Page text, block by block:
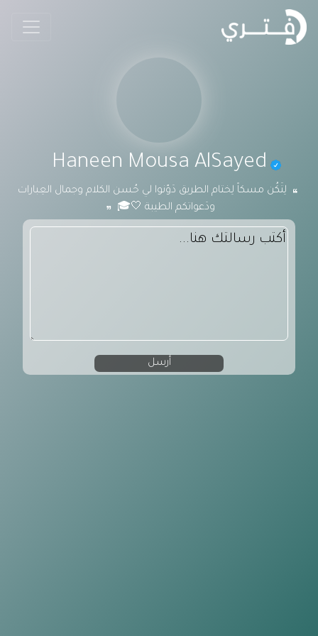
Haneen Mousa AlSayed
لِتَكُن مسكاً لِختام الطريق دَوّنوا لي حُسن الكلام وجمال العِبارات
ودَعواتكم الطيبة 🤍🎓